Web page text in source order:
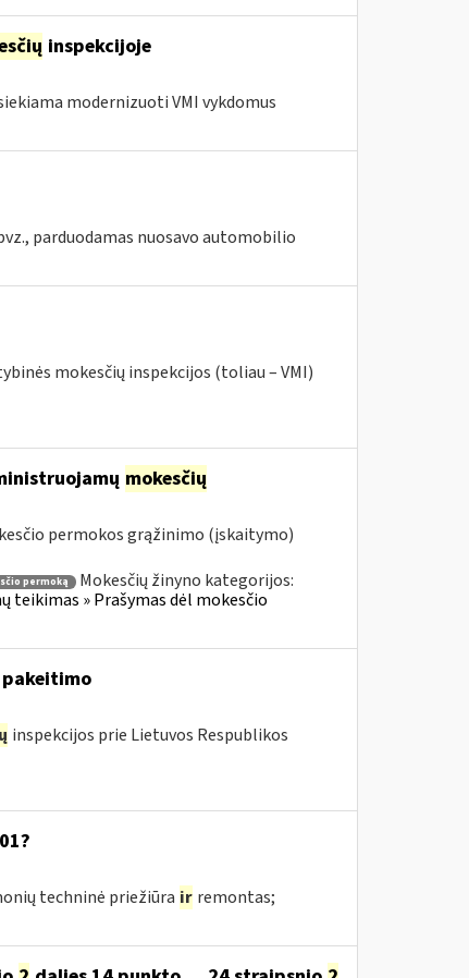
inspekcijoje
modernizuoti VMI vykdomus
parduodamas nuosavo automobilio
mokesčių inspekcijos (toliau – VMI)
mokesčių
permokos grąžinimo (įskaitymo)
permoką
Mokesčių žinyno kategorijos:
teikimas » Prašymas dėl mokesčio
pakeitimo
inspekcijos prie Lietuvos Respublikos
techninė priežiūra ir remontas;